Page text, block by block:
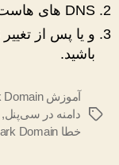
DNS های هاست به درستی تنظیم نشده باشند.
باشید.
برچسب‌ها
آموزش Park Domain در Cpanel هاست لینوکس
دامنه در سی‌پنل,
خطا Park Domain